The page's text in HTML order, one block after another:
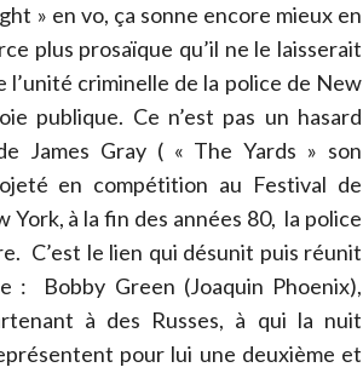
» en vo, ça sonne encore mieux en
plus prosaïque qu’il ne le laisserait
l’unité criminelle de la police de New
publique. Ce n’est pas un hasard
James Gray ( « The Yards » son
en compétition au Festival de
à la fin des années 80, la police
C’est le lien qui désunit puis réunit
: Bobby Green (Joaquin Phoenix),
à des Russes, à qui la nuit
pour lui une deuxième et